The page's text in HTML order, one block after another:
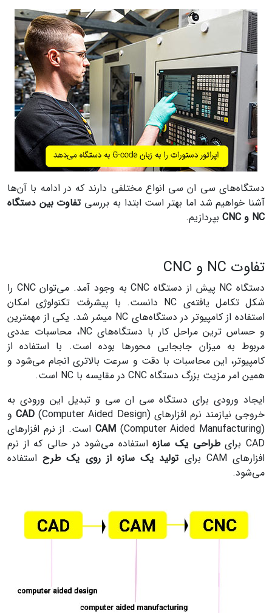
دستگاه‌های سی ان سی انواع مختلفی دارند که در ادامه با آن‌ها
آشنا خواهیم شد اما بهتر است ابتدا به بررسیتفاوت بین دستگاه
NC و CNC
بپردازیم.
تفاوت NC و CNC
دستگاه NC پیش از دستگاه CNC به وجود آمد. می‌توان CNC را
شکل تکامل یافته‌ی NC دانست. با پیشرفت تکنولوژی امکان
استفاده از کامپیوتر در دستگاه‌های NC میسّر شد. یکی از مهمترین
و حساس ترین مراحل کار با دستگاه‌های NC، محاسبات عددی
مربوط به میزان جابجایی محورها بوده است. با استفاده از
کامپیوتر، این محاسبات با دقت و سرعت بالاتری انجام می‌شود و
همین امر مزیت بزرگ دستگاه CNC در مقایسه با NC است.
ایجاد ورودی برای دستگاه سی ان سی و تبدیل این ورودی به
خروجی نیازمند نرم افزارهای
CAD (Computer Aided Design) و
CAM (Computer Aided Manufacturing) است. از نرم افزارهای
CAD برای
طراحی یک سازهاستفاده می‌شود در حالی که از نرم
افزارهای CAM برای
تولید یک سازه از روی یک طرحاستفاده
می‌شود.